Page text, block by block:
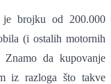
brojku od 200.000
(i ostalih motornih
da kupovanje
iz razloga što takve